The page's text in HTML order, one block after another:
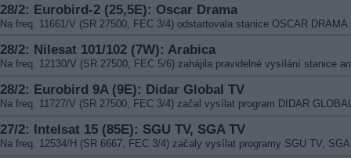
28/2: Eurobird-2 (25,5E): Oscar Drama
Na freq. 11661/V (SR 27500, FEC 3/4) odstartovala stanice OSCAR DRAMA
28/2: Nilesat 101/102 (7W): Arabica
Na freq. 12130/V (SR 27500, FEC 5/6) zahájila pravidelné vysílání stanice
28/2: Eurobird 9A (9E): Didar Global TV
Na freq. 11727/V (SR 27500, FEC 3/4) začal vysílat program DIDAR
27/2: Intelsat 15 (85E): SGU TV, SGA TV
Na freq. 12534/H (SR 6667, FEC 3/4) začaly vysílat programy SGU TV,